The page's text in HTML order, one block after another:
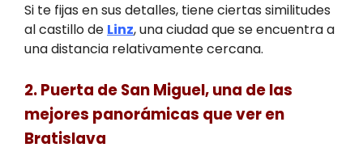
Si te fijas en sus detalles, tiene ciertas similitudes
al castillo de Linz, una ciudad que se encuentra a
una distancia relativamente cercana.
2. Puerta de San Miguel, una de las
mejores panorámicas que ver en
Bratislava